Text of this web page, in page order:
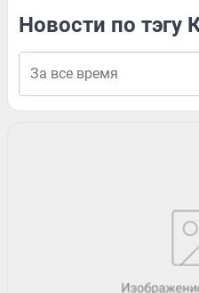
Новости по тэгу